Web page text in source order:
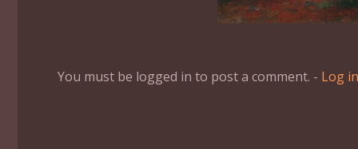
You must be logged in to post a comment. - Log in